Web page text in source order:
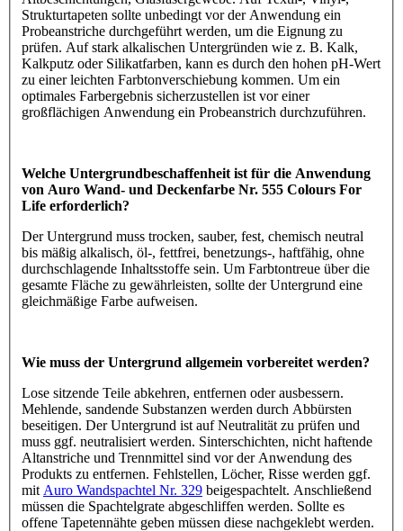
Strukturtapeten sollte unbedingt vor der Anwendung ein
Probeanstriche durchgeführt werden, um die Eignung zu
prüfen. Auf stark alkalischen Untergründen wie z. B. Kalk,
Kalkputz oder Silikatfarben, kann es durch den hohen pH-Wert
zu einer leichten Farbtonverschiebung kommen. Um ein
optimales Farbergebnis sicherzustellen ist vor einer
großflächigen Anwendung ein Probeanstrich durchzuführen.
Welche Untergrundbeschaffenheit ist für die Anwendung
von Auro Wand- und Deckenfarbe Nr. 555 Colours For
Life erforderlich?
Der Untergrund muss trocken, sauber, fest, chemisch neutral
bis mäßig alkalisch, öl-, fettfrei, benetzungs-, haftfähig, ohne
durchschlagende Inhaltsstoffe sein. Um Farbtontreue über die
gesamte Fläche zu gewährleisten, sollte der Untergrund eine
gleichmäßige Farbe aufweisen.
Wie muss der Untergrund allgemein vorbereitet werden?
Lose sitzende Teile abkehren, entfernen oder ausbessern.
Mehlende, sandende Substanzen werden durch Abbürsten
beseitigen. Der Untergrund ist auf Neutralität zu prüfen und
muss ggf. neutralisiert werden. Sinterschichten, nicht haftende
Altanstriche und Trennmittel sind vor der Anwendung des
Produkts zu entfernen. Fehlstellen, Löcher, Risse werden ggf.
mit Auro Wandspachtel Nr. 329 beigespachtelt. Anschließend
müssen die Spachtelgrate abgeschliffen werden. Sollte es
offene Tapetennähte geben müssen diese nachgeklebt werden.